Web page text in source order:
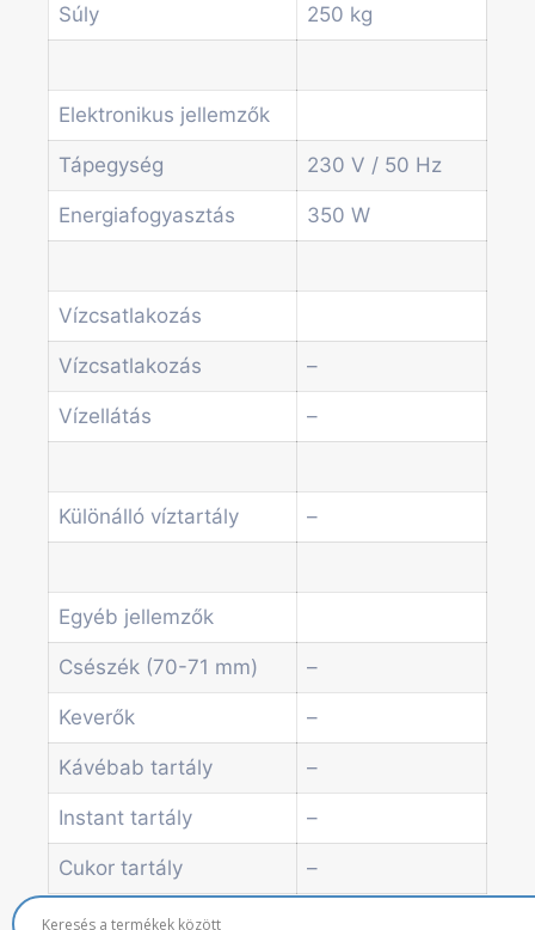
Economic Line
Szolgáltatások
Blog
Akciók
Hírek
Információk
Főoldal
Termékek
Irodai és professzionális kávégépek
Kombi Gépek
Pénzvizsgáló rendszerek
Spirálos snack automaták
Szódagépek
Economic Line
Egyéb automaták
Szolgáltatások
Blog
Akciók
Hírek
Információk
Kapcsolat
Súly 250 kg
Elektronikus jellemzők
Tápegység 230 V / 50 Hz
Energiafogyasztás 350 W
Vízcsatlakozás
Vízcsatlakozás –
Vízellátás –
Különálló víztartály –
Egyéb jellemzők
Csészék (70-71 mm) –
Keverők –
Kávébab tartály –
Instant tartály –
Cukor tartály –